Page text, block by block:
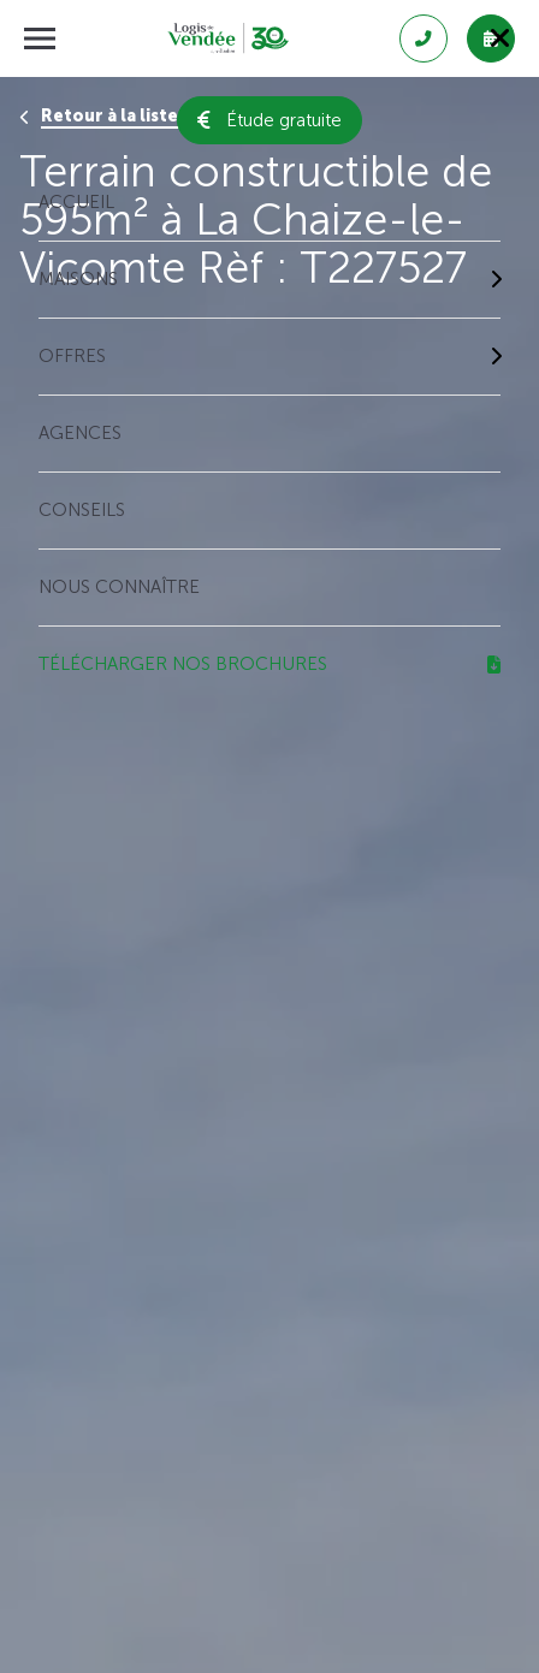
Étude gratuite
ACCUEIL
MAISONS
OFFRES
AGENCES
CONSEILS
NOUS CONNAÎTRE
TÉLÉCHARGER NOS BROCHURES
Retour à la liste des résultats
Terrain constructible de
595m² à La Chaize-le-
Vicomte Rèf : T227527